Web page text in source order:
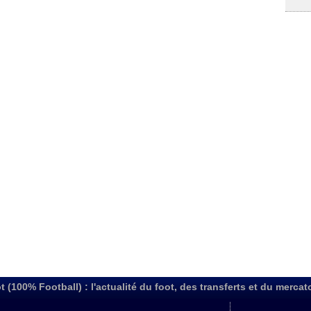
(100% Football) : l'actualité du foot, des transferts et du